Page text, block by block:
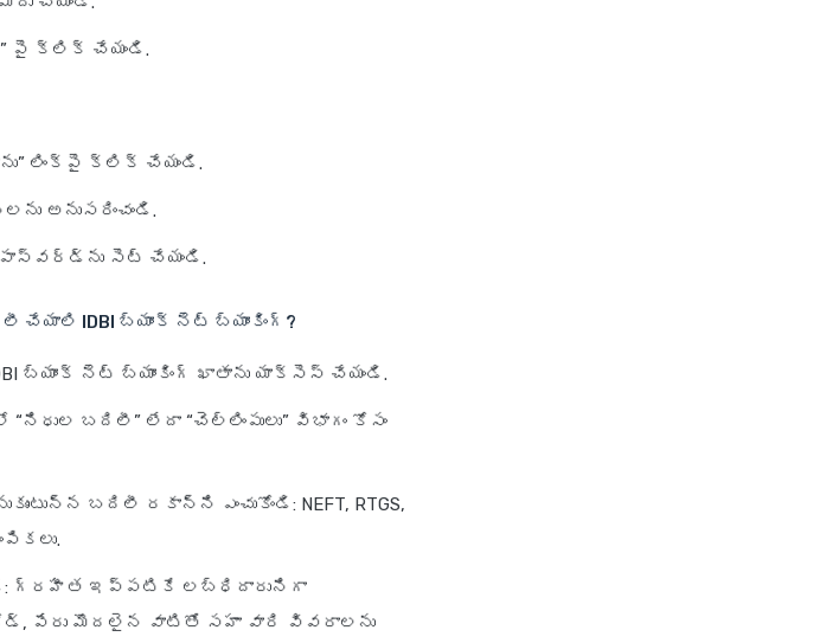
పై క్లిక్ చేయండి.
లింక్‌పై క్లిక్ చేయండి.
అనుసరించండి.
సెట్ చేయండి.
చేయాలి IDBI బ్యాంక్ నెట్ బ్యాంకింగ్?
బ్యాంక్ నెట్ బ్యాంకింగ్ ఖాతాను యాక్సెస్ చేయండి.
“నిధుల బదిలీ” లేదా “చెల్లింపులు” విభాగం కోసం
బదిలీ రకాన్ని ఎంచుకోండి: NEFT, RTGS,
: గ్రహీత ఇప్పటికే లబ్ధిదారునిగా
పేరు మొదలైన వాటితో సహా వారి వివరాలను